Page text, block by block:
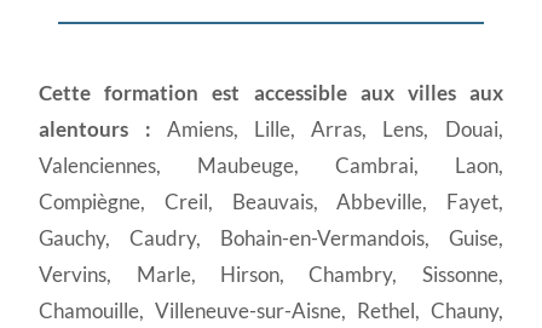
Cette formation est accessible aux villes aux
alentours : Amiens, Lille, Arras, Lens, Douai,
Valenciennes, Maubeuge, Cambrai, Laon,
Compiègne, Creil, Beauvais, Abbeville, Fayet,
Gauchy, Caudry, Bohain-en-Vermandois, Guise,
Vervins, Marle, Hirson, Chambry, Sissonne,
Chamouille, Villeneuve-sur-Aisne, Rethel, Chauny,